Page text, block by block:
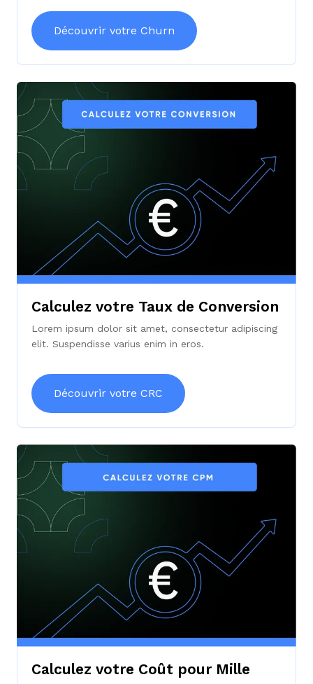
Découvrir votre Churn
Calculez votre Taux de Conversion
Lorem ipsum dolor sit amet, consectetur adipiscing
elit. Suspendisse varius enim in eros.
Découvrir votre CRC
Calculez votre Coût pour Mille